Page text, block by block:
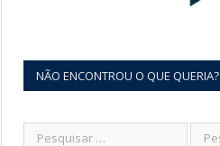
NÃO ENCONTROU O QUE QUERIA?